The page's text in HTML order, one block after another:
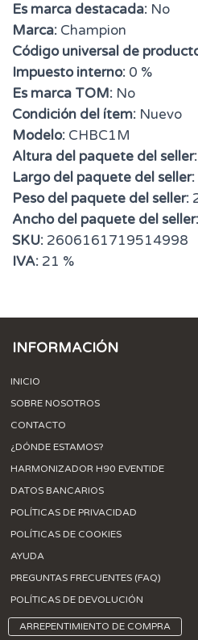
Es marca destacada: No
Marca: Champion
Código universal de
Impuesto interno: 0 %
Es marca TOM: No
Condición del ítem: Nuevo
Modelo: CHBC1M
Altura del paquete del seller:
Largo del paquete del seller:
Peso del paquete del seller:
Ancho del paquete del seller:
SKU: 2606161719514998
IVA: 21 %
INFORMACIÓN
INICIO
SOBRE NOSOTROS
CONTACTO
¿DÓNDE ESTAMOS?
HARMONIZADOR H90 EVENTIDE
DATOS BANCARIOS
POLÍTICAS DE PRIVACIDAD
POLÍTICAS DE COOKIES
AYUDA
PREGUNTAS FRECUENTES (FAQ)
POLÍTICAS DE DEVOLUCIÓN
ARREPENTIMIENTO DE COMPRA